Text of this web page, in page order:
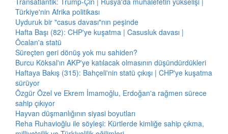
Türkiye'nin Afrika politikası
Uyduruk bir "casus davası"nın peşinde
Hafta Başı (82): CHP'ye kuşatma | Casusluk davası |
Öcalan'a statü
Süreçten geri dönüş yok mu sahiden?
Burcu Köksal'ın AKP'ye katılacak olmasının düşündürdükleri
Haftaya Bakış (315): Bahçeli'nin statü çıkışı | CHP'ye kuşatma
sürüyor
Özgür Özel ve Ekrem İmamoğlu, Erdoğan'a rağmen sürece
sahip çıkıyor
Hayvan düşmanlığının siyasi boyutları
Reha Ruhavioğlu ile söyleşi: Kürtlerde kimliğe sahip çıkma,